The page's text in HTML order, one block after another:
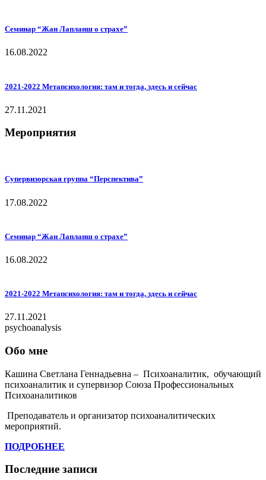
Семинар “Жан Лапланш о страхе”
16.08.2022
2021-2022 Метапсихология: там и тогда, здесь и сейчас
27.11.2021
Мероприятия
Супервизорская группа “Перспектива”
17.08.2022
Семинар “Жан Лапланш о страхе”
16.08.2022
2021-2022 Метапсихология: там и тогда, здесь и сейчас
27.11.2021
psychoanalysis
Обо мне
Кашина Светлана Геннадьевна – Психоаналитик, обучающий
психоаналитик и супервизор Союза Профессиональных
Психоаналитиков
Преподаватель и организатор психоаналитических
мероприятий.
ПОДРОБНЕЕ
Последние записи